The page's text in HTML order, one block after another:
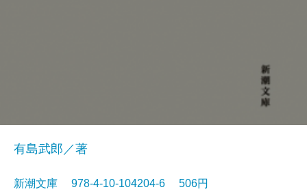
有島武郎／著
新潮文庫 978-4-10-104204-6 506円